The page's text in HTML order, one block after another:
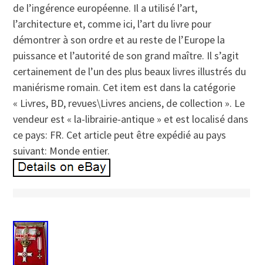
de l’ingérence européenne. Il a utilisé l’art,
l’architecture et, comme ici, l’art du livre pour
démontrer à son ordre et au reste de l’Europe la
puissance et l’autorité de son grand maître. Il s’agit
certainement de l’un des plus beaux livres illustrés du
maniérisme romain. Cet item est dans la catégorie
« Livres, BD, revues\Livres anciens, de collection ». Le
vendeur est « la-librairie-antique » et est localisé dans
ce pays: FR. Cet article peut être expédié au pays
suivant: Monde entier.